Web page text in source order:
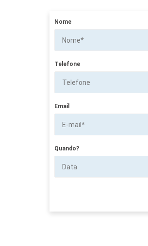
Nome
Telefone
Email
Quando?